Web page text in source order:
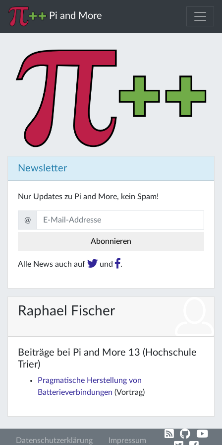
Pi and More
Newsletter
Nur Updates zu Pi and More, kein Spam!
@
Alle News auch auf und .
Raphael Fischer
Beiträge bei Pi and More 13 (Hochschule
Trier)
Pragmatische Herstellung von
Batterieverbindungen (Vortrag)
Datenschutzerklärung Impressum